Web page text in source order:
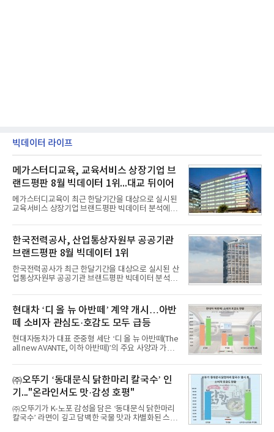
빅데이터 라이프
메가스터디교육, 교육서비스 상장기업 브
랜드평판 8월 빅데이터 1위...대교 뒤이어
메가스터디교육이 최근 한달기간을 대상으로 실시된
교육서비스 상장기업 브랜드평판 빅데이터 분석에서
일 한국기업평판연구소(소장 구창환)는 국내 교육서
비스 상장기업 브랜드를 대상으로 지난 7월 7일부터
8월 7일까지 수집된 소비자 빅데이터 10,074,233건
을 분석한 결과, 메가스터디교육이 브랜드평판지수
1,710,926을 기록하며 8월 1위에 올랐다고 밝혔다.
분석에 활용된 빅데이터는 지난 7월(9,491,206건) 대
비 6.14% 증가한 수치로, 교육서비스 상장기업 브랜
디교육, 대교, 디지
한국전력공사, 산업통상자원부 공공기관
브랜드평판 8월 빅데이터 1위
한국전력공사가 최근 한달기간을 대상으로 실시된 산
업통상자원부 공공기관 브랜드평판 빅데이터 분석에
이 순으로 뒤를 이었다.7일 한국기업평판연구소(소장
구창환)는 산업통상자원부 공공기관 41개 브랜드를
대상으로 지난 7월 7일부터 8월 7일까지 수집된 소비
자 빅데이터 91,102,549건을 분석한 결과, 한국전력
공사가 브랜드평판지수 10,670,633을 기록하며 8월
1위에 올랐다고 밝혔다. 분석에 활용된 빅데이터는 지
난 7월(88,893,823건) 대비 2.48% 증가한 수치다.연
수력원자력, 한국석
현대차 ‘디 올 뉴 아반떼’ 계약 개시…아반
떼 소비자 관심도·호감도 모두 급등
현대자동차가 대표 준중형 세단 ‘디 올 뉴 아반떼(The
all new AVANTE, 이하 아반떼)’의 주요 사양과 가격
떼는 6년 만에 선보이는 8세대 완전변경 모델로, ▲정
교한 선과 면을 중심으로 완성한 파격적인 디자인 ▲
과거 중형 세단 수준으로 확대된 차체 제원 ▲글로벌
최고 수준의 안전성 ▲성능과 효율을 동시에 높인 주
행 완성도 ▲첨단 편의 및 디지털 사양 적용 등을 통해
글로벌 준중형 세단의 새로운 기준을 세웠다.아반떼
는 가솔린 2.0과 1.6 하이브리드 두 가지 파워트레인
㈜오뚜기 ‘동대문식 닭한마리 칼국수’ 인
기..."온라인서도 맛·감성 호평"
㈜오뚜기가 K-노포 감성을 담은 ‘동대문식 닭한마리
칼국수’ 라면이 깊고 담백한 국물 맛과 차별화된 스토